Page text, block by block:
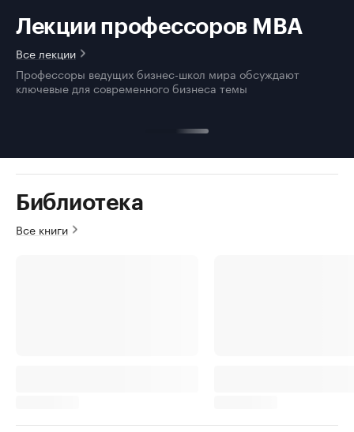
Лекции профессоров MBA
Все лекции
Профессоры ведущих бизнес-школ мира обсуждают
ключевые для современного бизнеса темы
Библиотека
Все книги